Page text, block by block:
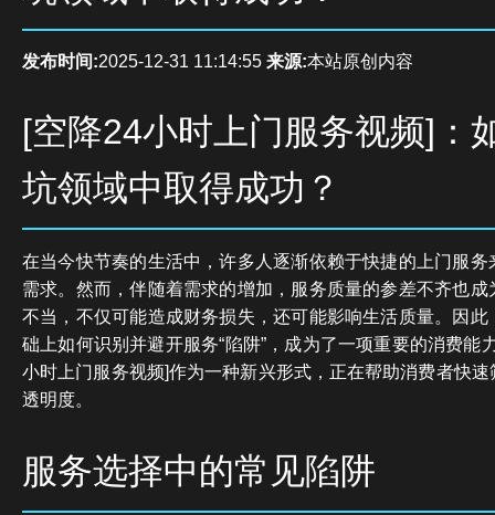
发布时间:2025-12-31 11:14:55 来源:本站原创内容
[空降24小时上门服务视频]：
坑领域中取得成功？
在当今快节奏的生活中，许多人逐渐依赖于快捷的上门服
需求。然而，伴随着需求的增加，服务质量的参差不齐也
不当，不仅可能造成财务损失，还可能影响生活质量。因
础上如何识别并避开服务“陷阱”，成为了一项重要的消费能
小时上门服务视频]作为一种新兴形式，正在帮助消费者快
透明度。
服务选择中的常见陷阱